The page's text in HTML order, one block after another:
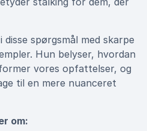
spørgsmål med skarpe
Hun belyser, hvordan
vores opfattelser, og
til en mere nuanceret
om: